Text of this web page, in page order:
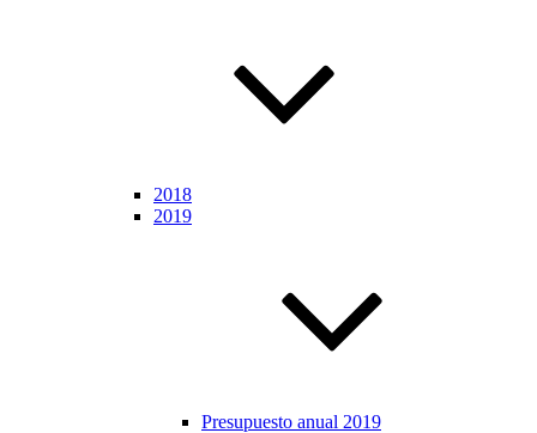
2018
2019
Presupuesto anual 2019